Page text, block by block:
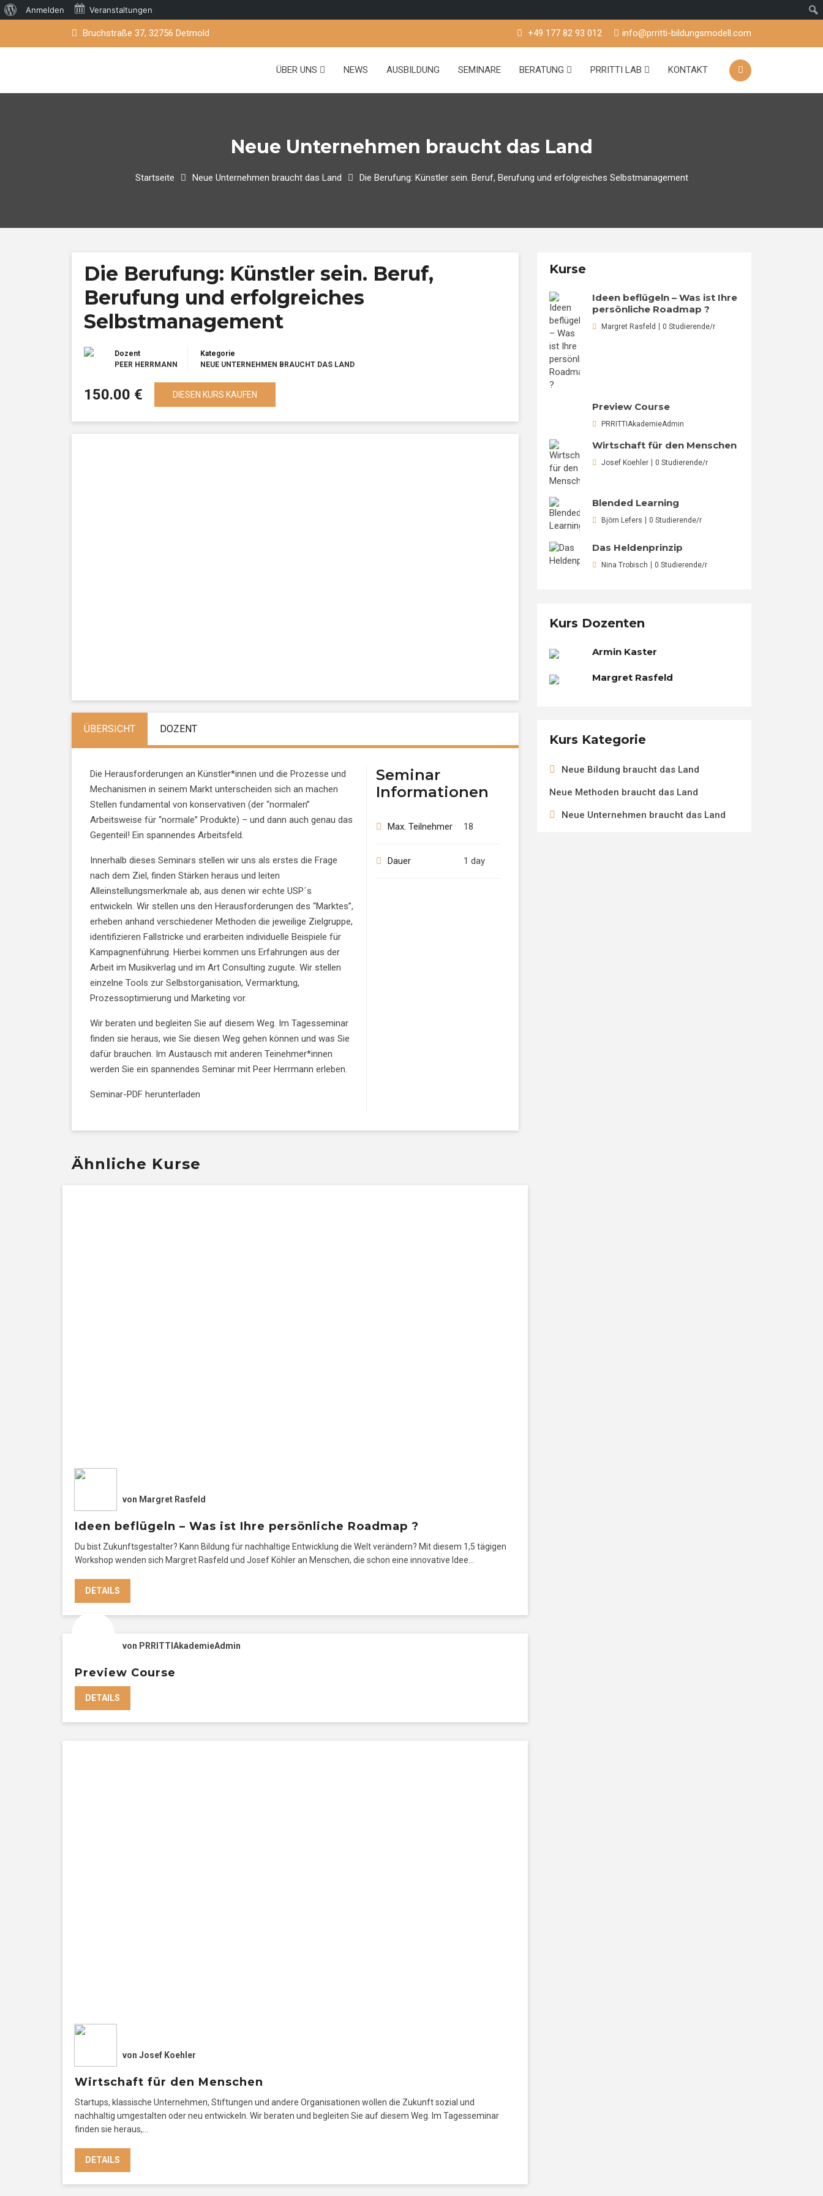
Bruchstraße 37, 32756 Detmold +49 177 82 93 012 info@prritti-bildungsmodell.com
ÜBER UNS NEWS AUSBILDUNG SEMINARE BERATUNG PRRITTI LAB KONTAKT
Neue Unternehmen braucht das Land
Startseite Neue Unternehmen braucht das Land Die Berufung: Künstler sein. Beruf, Berufung und erfolgreiches Selbstmanagement
Die Berufung: Künstler sein. Beruf,
Berufung und erfolgreiches
Selbstmanagement
Dozent
PEER HERRMANN
Kategorie
NEUE UNTERNEHMEN BRAUCHT DAS LAND
150.00 € DIESEN KURS KAUFEN
ÜBERSICHT DOZENT
Die Herausforderungen an Künstler*innen und die Prozesse und
Mechanismen in seinem Markt unterscheiden sich an machen
Stellen fundamental von konservativen (der “normalen”
Arbeitsweise für “normale” Produkte) – und dann auch genau das
Gegenteil! Ein spannendes Arbeitsfeld.
Innerhalb dieses Seminars stellen wir uns als erstes die Frage
nach dem Ziel, finden Stärken heraus und leiten
Alleinstellungsmerkmale ab, aus denen wir echte USP´s
entwickeln. Wir stellen uns den Herausforderungen des “Marktes”,
erheben anhand verschiedener Methoden die jeweilige Zielgruppe,
identifizieren Fallstricke und erarbeiten individuelle Beispiele für
Kampagnenführung. Hierbei kommen uns Erfahrungen aus der
Arbeit im Musikverlag und im Art Consulting zugute. Wir stellen
einzelne Tools zur Selbstorganisation, Vermarktung,
Prozessoptimierung und Marketing vor.
Wir beraten und begleiten Sie auf diesem Weg. Im Tagesseminar
finden sie heraus, wie Sie diesen Weg gehen können und was Sie
dafür brauchen. Im Austausch mit anderen Teinehmer*innen
werden Sie ein spannendes Seminar mit Peer Herrmann erleben.
Seminar-PDF herunterladen
Seminar
Informationen
Max. Teilnehmer 18
Dauer 1 day
Ähnliche Kurse
von Margret Rasfeld
Ideen beflügeln – Was ist Ihre persönliche Roadmap ?
Du bist Zukunftsgestalter? Kann Bildung für nachhaltige Entwicklung die Welt verändern? Mit diesem 1,5 tägigen
Workshop wenden sich Margret Rasfeld und Josef Köhler an Menschen, die schon eine innovative Idee…
DETAILS
von PRRITTIAkademieAdmin
Preview Course
DETAILS
von Josef Koehler
Wirtschaft für den Menschen
Startups, klassische Unternehmen, Stiftungen und andere Organisationen wollen die Zukunft sozial und
nachhaltig umgestalten oder neu entwickeln. Wir beraten und begleiten Sie auf diesem Weg. Im Tagesseminar
finden sie heraus,…
DETAILS
Kurse
Ideen beflügeln – Was ist Ihre
persönliche Roadmap ?
Margret Rasfeld 0 Studierende/r
Preview Course
PRRITTIAkademieAdmin
Wirtschaft für den Menschen
Josef Koehler 0 Studierende/r
Blended Learning
Björn Lefers 0 Studierende/r
Das Heldenprinzip
Nina Trobisch 0 Studierende/r
Kurs Dozenten
Armin Kaster
Margret Rasfeld
Kurs Kategorie
Neue Bildung braucht das Land
Neue Methoden braucht das Land
Neue Unternehmen braucht das Land
Über
Anmelden Veranstaltungen